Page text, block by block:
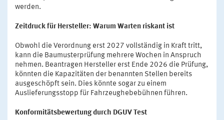
werden.
Zeitdruck für Hersteller: Warum Warten riskant ist
Obwohl die Verordnung erst 2027 vollständig in Kraft tritt,
kann die Baumusterprüfung mehrere Wochen in Anspruch
nehmen. Beantragen Hersteller erst Ende 2026 die Prüfung,
könnten die Kapazitäten der benannten Stellen bereits
ausgeschöpft sein. Dies könnte sogar zu einem
Auslieferungsstopp für Fahrzeughebebühnen führen.
Konformitätsbewertung durch DGUV Test